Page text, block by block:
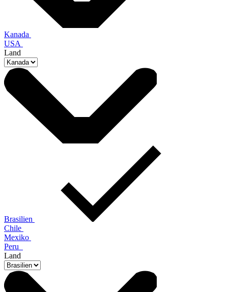
Kanada
USA
Land
Brasilien
Chile
Mexiko
Peru
Land